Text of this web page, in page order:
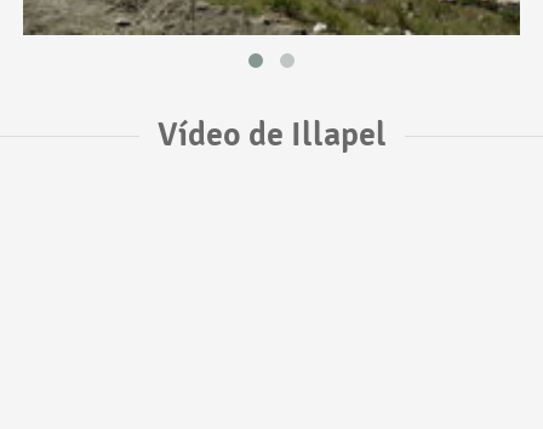
Vídeo de Illapel